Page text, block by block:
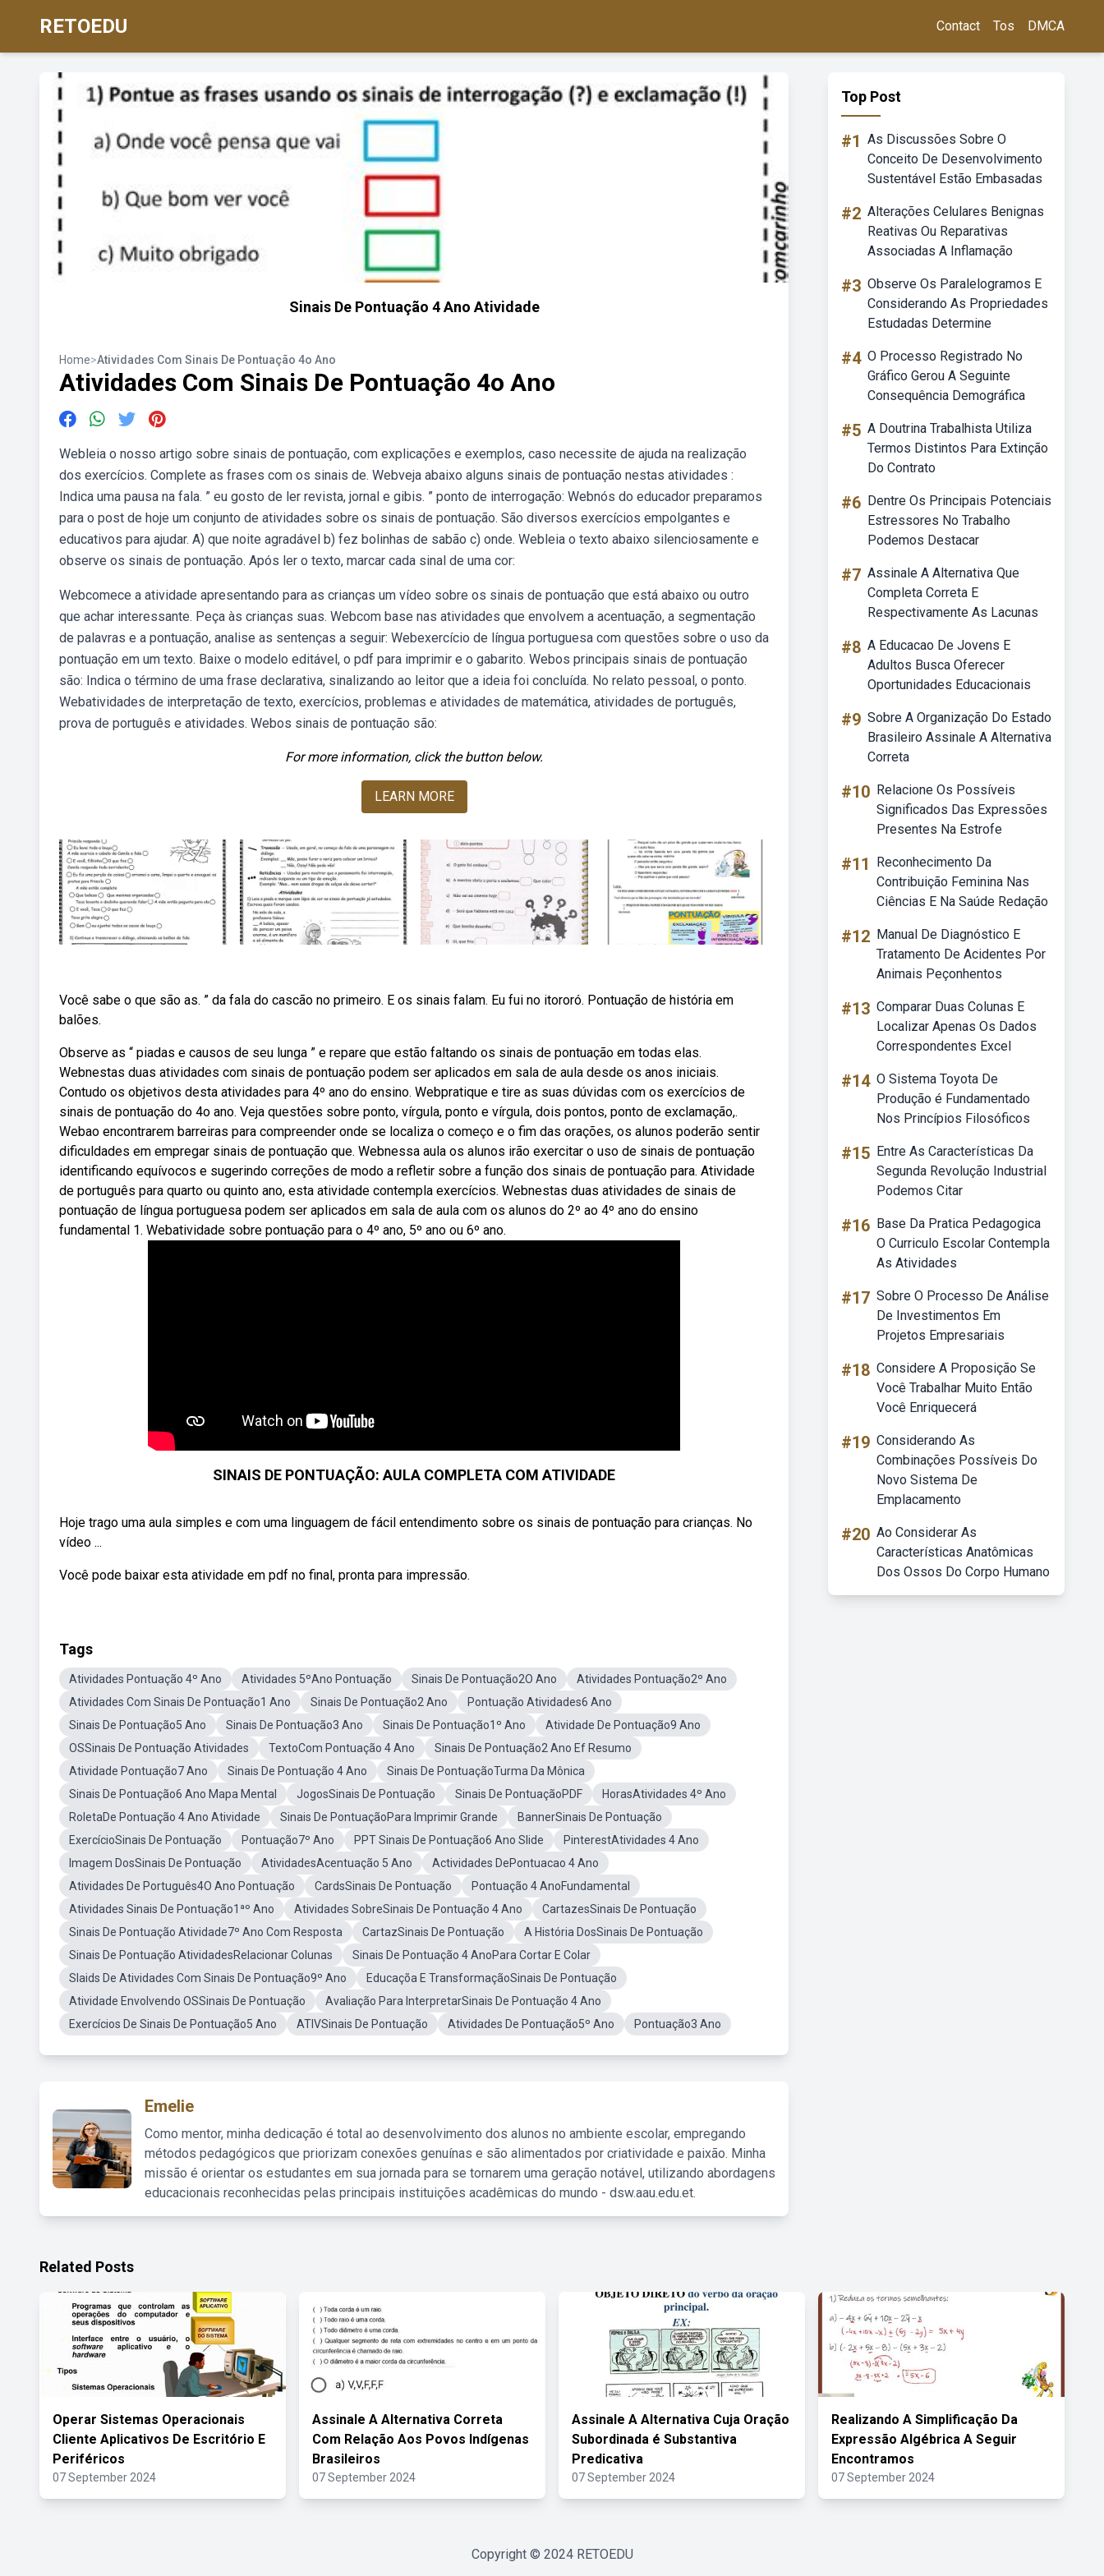
RETOEDU Contact Tos DMCA
Sinais De Pontuação 4 Ano Atividade
Home>Atividades Com Sinais De Pontuação 4o Ano
Atividades Com Sinais De Pontuação 4o Ano
Webleia o nosso artigo sobre sinais de pontuação, com explicações e exemplos, caso necessite de ajuda na realização
dos exercícios. Complete as frases com os sinais de. Webveja abaixo alguns sinais de pontuação nestas atividades :
Indica uma pausa na fala. ” eu gosto de ler revista, jornal e gibis. ” ponto de interrogação: Webnós do educador preparamos
para o post de hoje um conjunto de atividades sobre os sinais de pontuação. São diversos exercícios empolgantes e
educativos para ajudar. A) que noite agradável b) fez bolinhas de sabão c) onde. Webleia o texto abaixo silenciosamente e
observe os sinais de pontuação. Após ler o texto, marcar cada sinal de uma cor:
Webcomece a atividade apresentando para as crianças um vídeo sobre os sinais de pontuação que está abaixo ou outro
que achar interessante. Peça às crianças suas. Webcom base nas atividades que envolvem a acentuação, a segmentação
de palavras e a pontuação, analise as sentenças a seguir: Webexercício de língua portuguesa com questões sobre o uso da
pontuação em um texto. Baixe o modelo editável, o pdf para imprimir e o gabarito. Webos principais sinais de pontuação
são: Indica o término de uma frase declarativa, sinalizando ao leitor que a ideia foi concluída. No relato pessoal, o ponto.
Webatividades de interpretação de texto, exercícios, problemas e atividades de matemática, atividades de português,
prova de português e atividades. Webos sinais de pontuação são:
For more information, click the button below.
LEARN MORE
Você sabe o que são as. ” da fala do cascão no primeiro. E os sinais falam. Eu fui no itororó. Pontuação de história em
balões.
Observe as “ piadas e causos de seu lunga ” e repare que estão faltando os sinais de pontuação em todas elas.
Webnestas duas atividades com sinais de pontuação podem ser aplicados em sala de aula desde os anos iniciais.
Contudo os objetivos desta atividades para 4º ano do ensino. Webpratique e tire as suas dúvidas com os exercícios de
sinais de pontuação do 4o ano. Veja questões sobre ponto, vírgula, ponto e vírgula, dois pontos, ponto de exclamação,.
Webao encontrarem barreiras para compreender onde se localiza o começo e o fim das orações, os alunos poderão sentir
dificuldades em empregar sinais de pontuação que. Webnessa aula os alunos irão exercitar o uso de sinais de pontuação
identificando equívocos e sugerindo correções de modo a refletir sobre a função dos sinais de pontuação para. Atividade
de português para quarto ou quinto ano, esta atividade contempla exercícios. Webnestas duas atividades de sinais de
pontuação de língua portuguesa podem ser aplicados em sala de aula com os alunos do 2º ao 4º ano do ensino
fundamental 1. Webatividade sobre pontuação para o 4º ano, 5º ano ou 6º ano.
SINAIS DE PONTUAÇÃO: AULA COMPLETA COM ATIVIDADE
Hoje trago uma aula simples e com uma linguagem de fácil entendimento sobre os sinais de pontuação para crianças. No
vídeo ...
Você pode baixar esta atividade em pdf no final, pronta para impressão.
Tags
Atividades Pontuação 4º Ano Atividades 5ºAno Pontuação Sinais De Pontuação2O Ano
Atividades Pontuação2º Ano
Atividades Com Sinais De Pontuação1 Ano
Sinais De Pontuação2 Ano
Pontuação Atividades6 Ano
Sinais De Pontuação5 Ano
Sinais De Pontuação3 Ano Sinais De Pontuação1º Ano
Atividade De Pontuação9 Ano
OSSinais De Pontuação Atividades
TextoCom Pontuação 4 Ano
Sinais De Pontuação2 Ano Ef Resumo
Atividade Pontuação7 Ano
Sinais De Pontuação 4 Ano
Sinais De PontuaçãoTurma Da Mônica
Sinais De Pontuação6 Ano Mapa Mental
JogosSinais De Pontuação Sinais De PontuaçãoPDF
HorasAtividades 4º Ano
RoletaDe Pontuação 4 Ano Atividade
Sinais De PontuaçãoPara Imprimir Grande
BannerSinais De Pontuação
ExercícioSinais De Pontuação
Pontuação7º Ano PPT Sinais De Pontuação6 Ano Slide
PinterestAtividades 4 Ano
Imagem DosSinais De Pontuação
AtividadesAcentuação 5 Ano
Actividades DePontuacao 4 Ano
Atividades De Português4O Ano Pontuação
CardsSinais De Pontuação
Pontuação 4 AnoFundamental
Atividades Sinais De Pontuação1ªº Ano
Atividades SobreSinais De Pontuação 4 Ano
CartazesSinais De Pontuação
Sinais De Pontuação Atividade7º Ano Com Resposta
CartazSinais De Pontuação
A História DosSinais De Pontuação
Sinais De Pontuação AtividadesRelacionar Colunas
Sinais De Pontuação 4 AnoPara Cortar E Colar
Slaids De Atividades Com Sinais De Pontuação9º Ano
Educaçõa E TransformaçãoSinais De Pontuação
Atividade Envolvendo OSSinais De Pontuação
Avaliação Para InterpretarSinais De Pontuação 4 Ano
Exercícios De Sinais De Pontuação5 Ano
ATIVSinais De Pontuação Atividades De Pontuação5º Ano Pontuação3 Ano
Emelie
Como mentor, minha dedicação é total ao desenvolvimento dos alunos no ambiente escolar, empregando
métodos pedagógicos que priorizam conexões genuínas e são alimentados por criatividade e paixão. Minha
missão é orientar os estudantes em sua jornada para se tornarem uma geração notável, utilizando abordagens
educacionais reconhecidas pelas principais instituições acadêmicas do mundo - dsw.aau.edu.et.
Top Post
#1 As Discussões Sobre O
Conceito De Desenvolvimento
Sustentável Estão Embasadas
#2 Alterações Celulares Benignas
Reativas Ou Reparativas
Associadas A Inflamação
#3 Observe Os Paralelogramos E
Considerando As Propriedades
Estudadas Determine
#4 O Processo Registrado No
Gráfico Gerou A Seguinte
Consequência Demográfica
#5 A Doutrina Trabalhista Utiliza
Termos Distintos Para Extinção
Do Contrato
#6 Dentre Os Principais Potenciais
Estressores No Trabalho
Podemos Destacar
#7 Assinale A Alternativa Que
Completa Correta E
Respectivamente As Lacunas
#8 A Educacao De Jovens E
Adultos Busca Oferecer
Oportunidades Educacionais
#9 Sobre A Organização Do Estado
Brasileiro Assinale A Alternativa
Correta
#10 Relacione Os Possíveis
Significados Das Expressões
Presentes Na Estrofe
#11
Reconhecimento Da
Contribuição Feminina Nas
Ciências E Na Saúde Redação
#12 Manual De Diagnóstico E
Tratamento De Acidentes Por
Animais Peçonhentos
#13 Comparar Duas Colunas E
Localizar Apenas Os Dados
Correspondentes Excel
#14 O Sistema Toyota De
Produção é Fundamentado
Nos Princípios Filosóficos
#15 Entre As Características Da
Segunda Revolução Industrial
Podemos Citar
#16 Base Da Pratica Pedagogica
O Curriculo Escolar Contempla
As Atividades
#17 Sobre O Processo De Análise
De Investimentos Em
Projetos Empresariais
#18 Considere A Proposição Se
Você Trabalhar Muito Então
Você Enriquecerá
#19 Considerando As
Combinações Possíveis Do
Novo Sistema De
Emplacamento
#20 Ao Considerar As
Características Anatômicas
Dos Ossos Do Corpo Humano
Related Posts
Operar Sistemas Operacionais
Cliente Aplicativos De Escritório E
Periféricos
07 September 2024
Assinale A Alternativa Correta
Com Relação Aos Povos Indígenas
Brasileiros
07 September 2024
Assinale A Alternativa Cuja Oração
Subordinada é Substantiva
Predicativa
07 September 2024
Realizando A Simplificação Da
Expressão Algébrica A Seguir
Encontramos
07 September 2024
Copyright © 2024 RETOEDU